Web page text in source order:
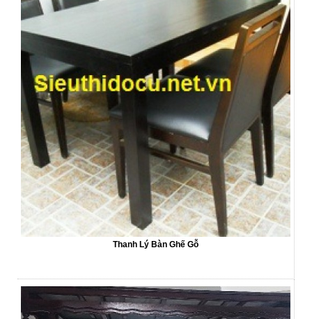
Thanh Lý Bàn Ghế Gỗ